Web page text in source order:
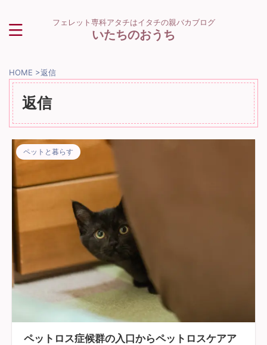
フェレット専科アタチはイタチの親バカブログ
いたちのおうち
HOME >返信
返信
ペットと暮らす
ペットロス症候群の入口からペットロスケアア